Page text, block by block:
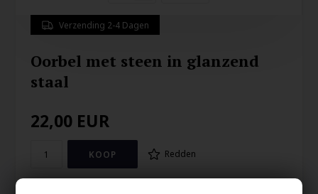
Verzending 2-4 Dagen
Oorbel met steen in glanzend
staal
22,00 EUR
Redden